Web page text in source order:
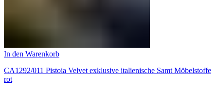
In den Warenkorb
CA1292/011 Pistoia Velvet exklusive italienische Samt Möbelstoffe
rot